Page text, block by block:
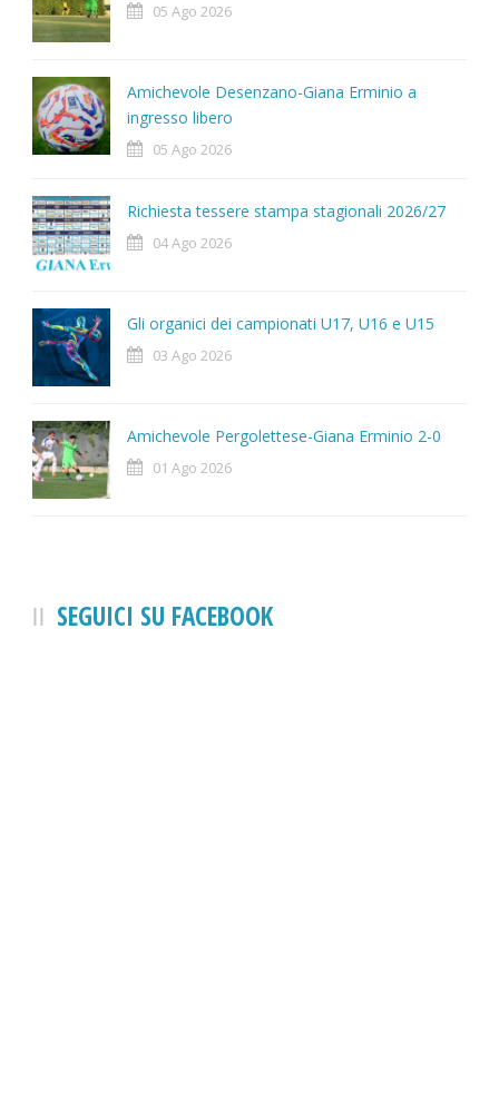
05 Ago 2026
Amichevole Desenzano-Giana Erminio a
ingresso libero
05 Ago 2026
Richiesta tessere stampa stagionali 2026/27
04 Ago 2026
Gli organici dei campionati U17, U16 e U15
03 Ago 2026
Amichevole Pergolettese-Giana Erminio 2-0
01 Ago 2026
SEGUICI SU FACEBOOK